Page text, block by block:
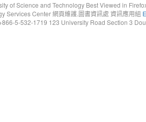
of Science and Technology Best Viewed in
Services Center 網頁維護.圖書資訊處 資訊應用組
5-532-1719 123 University Road Section 3